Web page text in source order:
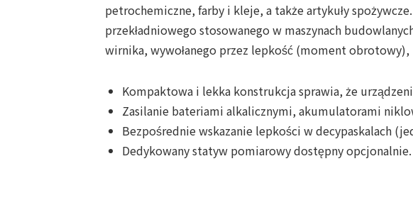
petrochemiczne, farby i kleje, a także artykuły
przekładniowego stosowanego w maszynach
wirnika, wywołanego przez lepkość (moment
Kompaktowa i lekka konstrukcja sprawia, że
Zasilanie bateriami alkalicznymi, akumulatorami
Bezpośrednie wskazanie lepkości w decypaskalach
Dedykowany statyw pomiarowy dostępny opcjonalnie.